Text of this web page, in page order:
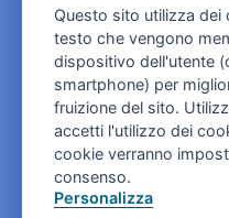
Questo sito utilizza dei
testo che vengono
dispositivo dell'utente
smartphone) per
fruizione del sito.
accetti l'utilizzo dei
cookie verranno
consenso.
Personalizza